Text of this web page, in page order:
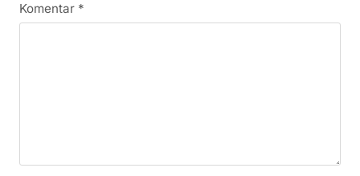
Komentar *